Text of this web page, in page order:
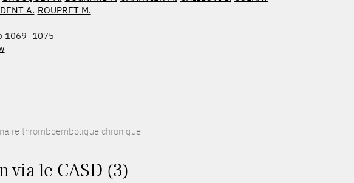
A. ROUPRET M.
1069–1075
thromboembolique chronique
via le CASD (3)